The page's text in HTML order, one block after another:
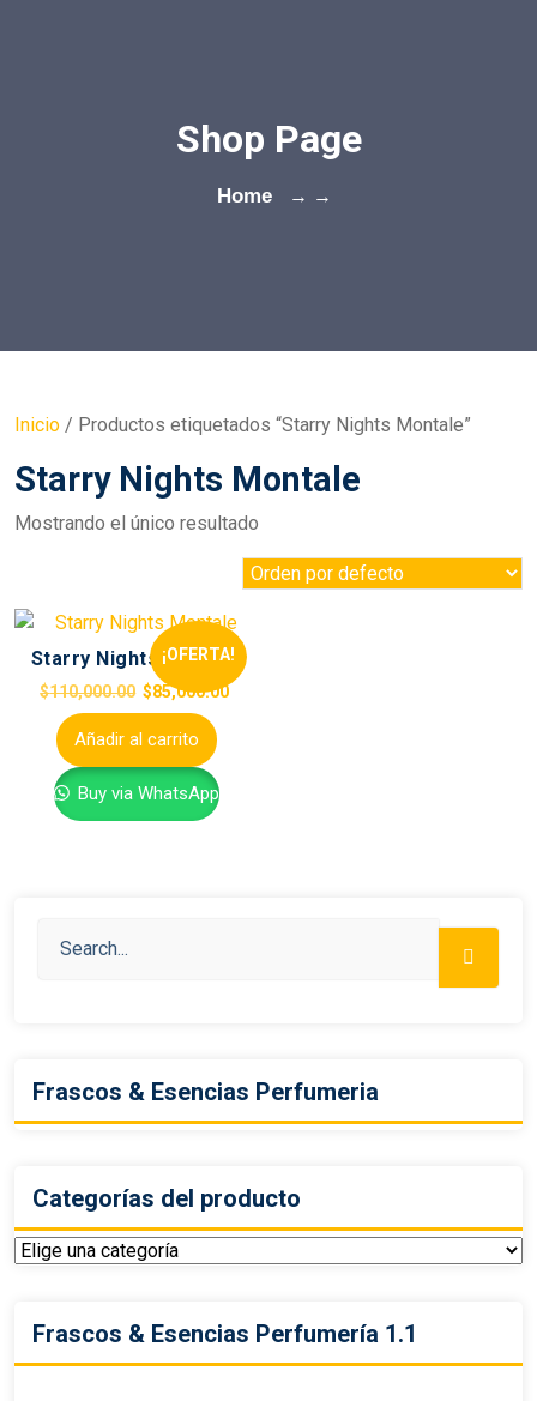
Shop Page
Home → →
Inicio / Productos etiquetados “Starry Nights Montale”
Starry Nights Montale
Mostrando el único resultado
¡OFERTA!
Starry Nights Montale
$110,000.00 $85,000.00
Añadir al carrito
Buy via WhatsApp
Frascos & Esencias Perfumeria
Categorías del producto
Frascos & Esencias Perfumería 1.1